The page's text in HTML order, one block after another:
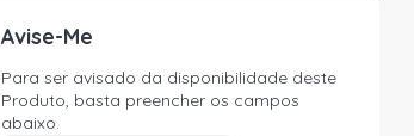
Avise-Me
Para ser avisado da disponibilidade deste
Produto, basta preencher os campos
abaixo.